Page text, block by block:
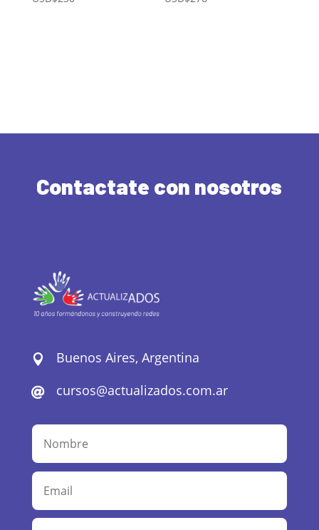
Contactate con nosotros
 Buenos Aires, Argentina
 cursos@actualizados.com.ar